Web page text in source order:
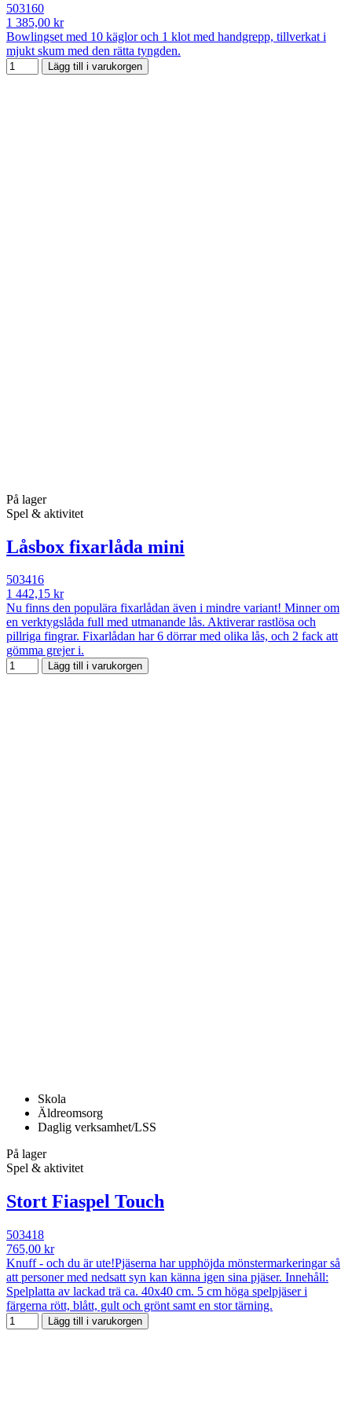
503160
1 385,00 kr
Bowlingset med 10 käglor och 1 klot med handgrepp, tillverkat i
mjukt skum med den rätta tyngden.
Lägg till i varukorgen
På lager
Spel & aktivitet
Låsbox fixarlåda mini
503416
1 442,15 kr
Nu finns den populära fixarlådan även i mindre variant! Minner om
en verktygslåda full med utmanande lås. Aktiverar rastlösa och
pillriga fingrar. Fixarlådan har 6 dörrar med olika lås, och 2 fack att
gömma grejer i.
Lägg till i varukorgen
Skola
Äldreomsorg
Daglig verksamhet/LSS
På lager
Spel & aktivitet
Stort Fiaspel Touch
503418
765,00 kr
Knuff - och du är ute!Pjäserna har upphöjda mönstermarkeringar så
att personer med nedsatt syn kan känna igen sina pjäser. Innehåll:
Spelplatta av lackad trä ca. 40x40 cm. 5 cm höga spelpjäser i
färgerna rött, blått, gult och grönt samt en stor tärning.
Lägg till i varukorgen